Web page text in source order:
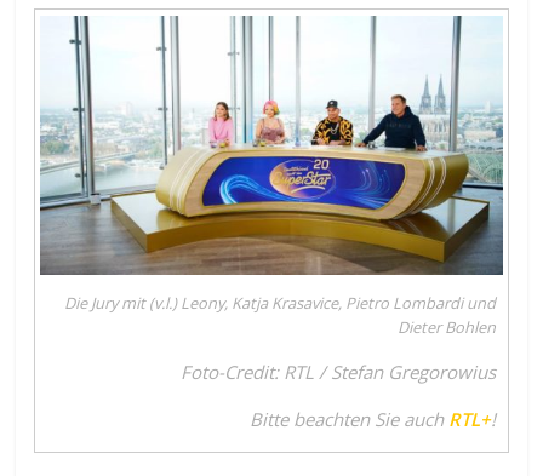
Die Jury mit (v.l.) Leony, Katja Krasavice, Pietro Lombardi und
Dieter Bohlen
Foto-Credit: RTL / Stefan Gregorowius
Bitte beachten Sie auch RTL+!